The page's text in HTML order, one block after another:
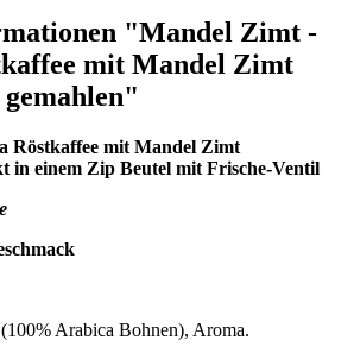
"Mandel Zimt -
mit Mandel Zimt
gemahlen"
Röstkaffee mit Mandel Zimt
in einem Zip Beutel mit Frische-Ventil
Arabica Bohnen), Aroma.